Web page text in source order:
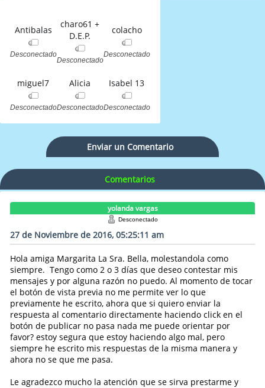
Antibalas
Desconectado
charo61 +
D.E.P.
Desconectado
colacho
Desconectado
miguel7
Desconectado
Alicia
Desconectado
Isabel 13
Desconectado
Enviar un Comentario
Comentarios
yolanda vargas
Desconectado
27 de Noviembre de 2016, 05:25:11 am
Hola amiga Margarita La Sra. Bella, molestandola como
siempre. Tengo como 2 o 3 días que deseo contestar mis
mensajes y por alguna razón no puedo. Al momento de tocar
el botón de vista previa no me permite ver lo que
previamente he escrito, ahora que si quiero enviar la
respuesta al comentario directamente haciendo click en el
botón de publicar no pasa nada me puede orientar por
favor? estoy segura que estoy haciendo algo mal, pero
siempre he escrito mis respuestas de la misma manera y
ahora no se que me pasa.
Le agradezco mucho la atención que se sirva prestarme y